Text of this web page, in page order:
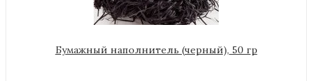
Бумажный наполнитель (черный), 50 гр